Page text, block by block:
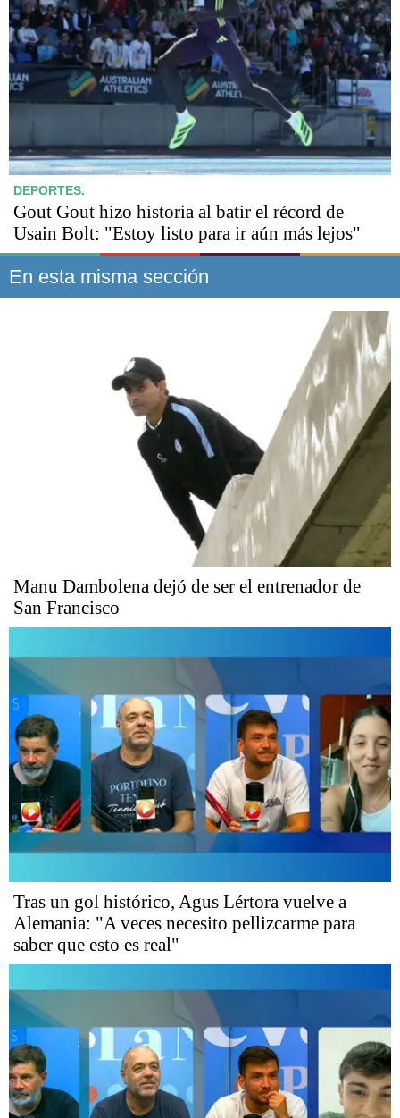
DEPORTES.
Gout Gout hizo historia al batir el récord de
Usain Bolt: "Estoy listo para ir aún más lejos"
En esta misma sección
Manu Dambolena dejó de ser el entrenador de
San Francisco
Tras un gol histórico, Agus Lértora vuelve a
Alemania: "A veces necesito pellizcarme para
saber que esto es real"